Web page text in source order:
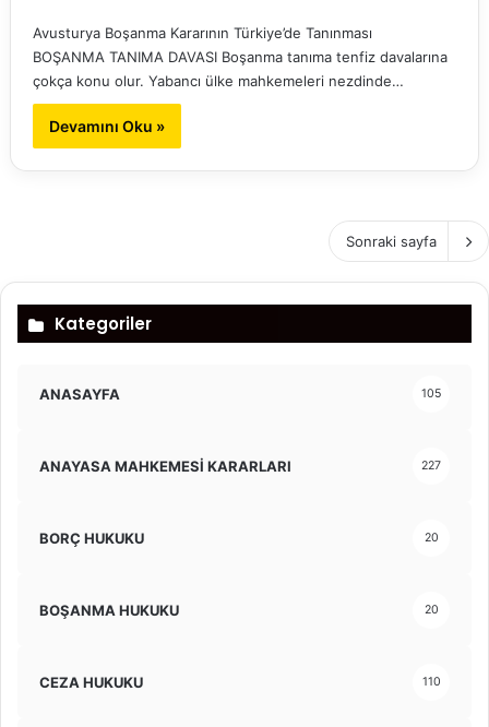
Avusturya Boşanma Kararının Türkiye’de Tanınması
BOŞANMA TANIMA DAVASI Boşanma tanıma tenfiz davalarına
çokça konu olur. Yabancı ülke mahkemeleri nezdinde…
Devamını Oku »
Sonraki sayfa
Kategoriler
ANASAYFA 105
ANAYASA MAHKEMESİ KARARLARI 227
BORÇ HUKUKU 20
BOŞANMA HUKUKU 20
CEZA HUKUKU 110